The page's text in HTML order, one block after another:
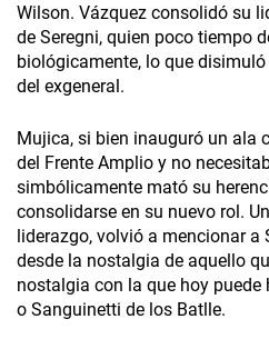
Wilson. Vázquez consolidó su
de Seregni, quien poco tiempo
biológicamente, lo que
del exgeneral.
Mujica, si bien inauguró un ala
del Frente Amplio y no
simbólicamente mató su
consolidarse en su nuevo rol.
liderazgo, volvió a mencionar a
desde la nostalgia de aquello
nostalgia con la que hoy puede
o Sanguinetti de los Batlle.